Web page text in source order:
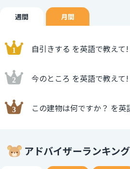
週間 月間
自引きする を英語で教えて!
今のところ を英語で教えて!
この建物は何ですか？ を英
アドバイザーランキング